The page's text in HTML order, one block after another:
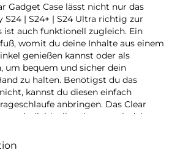
Gadget Case lässt nicht nur das
S24 | S24+ | S24 Ultra richtig zur
ist auch funktionell zugleich. Ein
womit du deine Inhalte aus einem
genießen kannst oder als
um bequem und sicher dein
zu halten. Benötigst du das
kannst du diesen einfach
anbringen. Das Clear
nur individuell, es kann auch dein